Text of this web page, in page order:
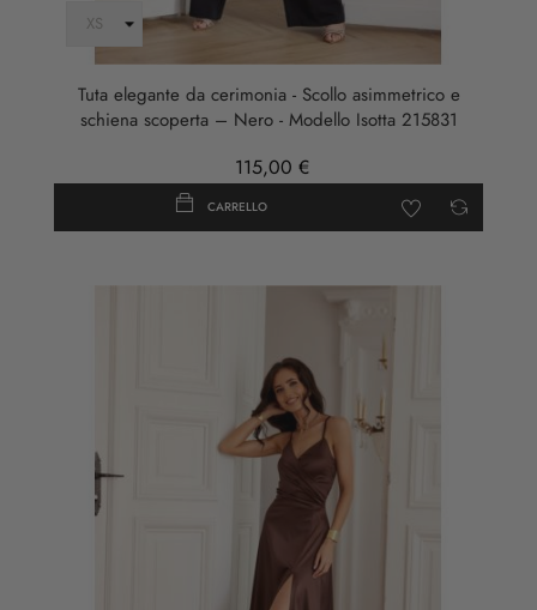
Tuta elegante da cerimonia - Scollo asimmetrico e
schiena scoperta – Nero - Modello Isotta 215831
115,00 €
CARRELLO